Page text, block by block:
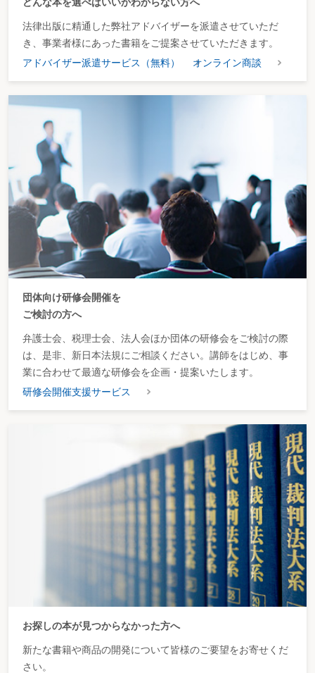
どんな本を選べばいいかわからない方へ
法律出版に精通した弊社アドバイザーを派遣させていただ
き、事業者様にあった書籍をご提案させていただきます。
アドバイザー派遣サービス（無料）
オンライン商談
団体向け研修会開催を
ご検討の方へ
弁護士会、税理士会、法人会ほか団体の研修会をご検討の際
は、是非、新日本法規にご相談ください。講師をはじめ、事
業に合わせて最適な研修会を企画・提案いたします。
研修会開催支援サービス
お探しの本が見つからなかった方へ
新たな書籍や商品の開発について皆様のご要望をお寄せくだ
さい。